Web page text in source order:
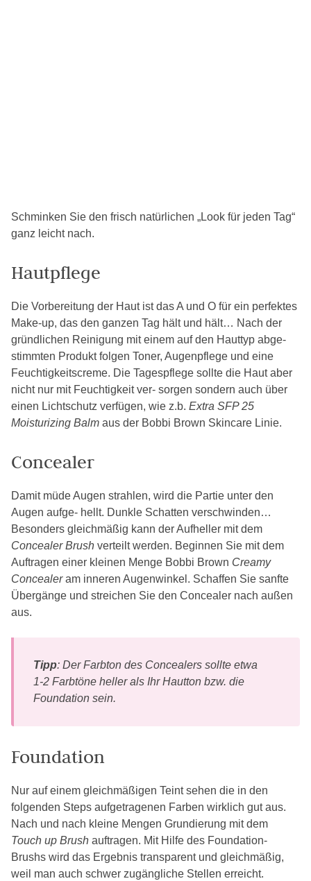
Schminken Sie den frisch natürlichen „Look für jeden Tag“
ganz leicht nach.
Hautpflege
Die Vorbereitung der Haut ist das A und O für ein perfektes
Make-up, das den ganzen Tag hält und hält… Nach der
gründlichen Reinigung mit einem auf den Hauttyp abge-
stimmten Produkt folgen Toner, Augenpflege und eine
Feuchtigkeitscreme. Die Tagespflege sollte die Haut aber
nicht nur mit Feuchtigkeit ver- sorgen sondern auch über
einen Lichtschutz verfügen, wie z.b. Extra SFP 25
Moisturizing Balm aus der Bobbi Brown Skincare Linie.
Concealer
Damit müde Augen strahlen, wird die Partie unter den
Augen aufge- hellt. Dunkle Schatten verschwinden…
Besonders gleichmäßig kann der Aufheller mit dem
Concealer Brush verteilt werden. Beginnen Sie mit dem
Auftragen einer kleinen Menge Bobbi Brown Creamy
Concealeram inneren Augenwinkel. Schaffen Sie sanfte
Übergänge und streichen Sie den Concealer nach außen
aus.
Tipp: Der Farbton des Concealers sollte etwa
1-2 Farbtöne heller als Ihr Hautton bzw. die
Foundation sein.
Foundation
Nur auf einem gleichmäßigen Teint sehen die in den
folgenden Steps aufgetragenen Farben wirklich gut aus.
Nach und nach kleine Mengen Grundierung mit dem
Touch up Brush auftragen. Mit Hilfe des Foundation-
Brushs wird das Ergebnis transparent und gleichmäßig,
weil man auch schwer zugängliche Stellen erreicht.